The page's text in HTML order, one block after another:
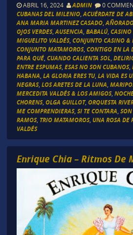
ABRIL 16, 2024 ADMIN 0
CUBANAS DEL MILENIO, ACUÉRDATE DE
ANA MARIA MARTINEZ CASADO,
OJOS VERDES, AUSENCIA BABALÚ, CASINO
MIGUELITO VALDÉS, CONJUNTO CASINO &
CONJUNTO MATAMOROS, CONTIGO EN LA
PARA QUÉ, CUANDO CALIENTA SOL,
ENTRE ESPUMAS, ESAS NO SON CUBANOS,
HABANA LA GLORIA ERES TU, LA VIDA ES
NEGRAS, LOS ARETES DE LA LUNA
MERCEDITA VALDÉS & LOS AMIGOS,
CHORENS, OLGA GUILLOT, ORQUESTA
ME COMPRENDIERAS, SI TE CONTARA
RAMOS, TRIO MATAMOROS, UNA ROSA DE
VALDÉS
Enrique Chia – Ritmos De